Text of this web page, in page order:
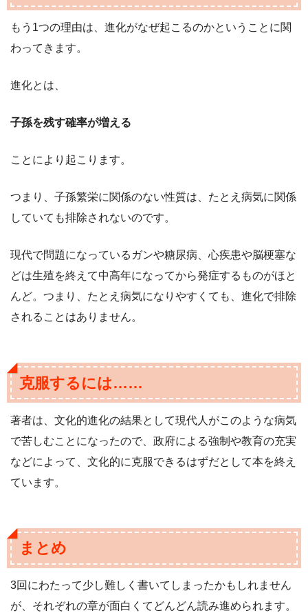
もう1つの理由は、進化がなぜ起こるのかということに関
わってきます。
進化とは、
子孫を残す確率が増える
ことにより起こります。
つまり、子孫繁栄に関係のない性質は、たとえ病気に関係
していても排除されないのです。
現代で問題になっているガンや糖尿病、心疾患や脳梗塞な
どは生殖を終えて中高年になってから発症するものがほと
んど。つまり、たとえ病気になりやすくても、進化で排除
されることはありません。
克服するには……
著者は、文化的進化の結果として現代人がこのような病気
で苦しむことになったので、政府による強制や教育の充実
などによって、文化的に克服できるはずだとして本を終え
ています。
まとめ
3回にわたって少し難しく書いてしまったかもしれません
が、それぞれの章が面白くてどんどん読み進められます。